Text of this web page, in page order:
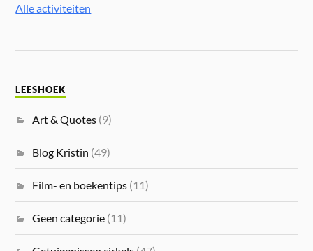
Alle activiteiten
LEESHOEK
Art & Quotes (9)
Blog Kristin (49)
Film- en boekentips (11)
Geen categorie (11)